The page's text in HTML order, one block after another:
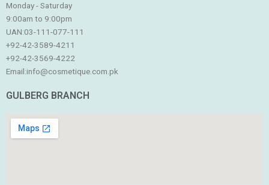
Monday - Saturday
9:00am to 9:00pm
UAN:03-111-077-111
+92-42-3589-4211
+92-42-3569-4222
Email:info@cosmetique.com.pk
GULBERG BRANCH